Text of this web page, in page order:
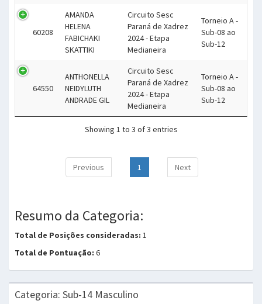
60208
AMANDA
HELENA
FABICHAKI
SKATTIKI
Circuito Sesc
Paraná de Xadrez
2024 - Etapa
Medianeira
Torneio A -
Sub-08 ao
Sub-12
64550
ANTHONELLA
NEIDYLUTH
ANDRADE GIL
Circuito Sesc
Paraná de Xadrez
2024 - Etapa
Medianeira
Torneio A -
Sub-08 ao
Sub-12
Showing 1 to 3 of 3 entries
Previous 1 Next
Resumo da Categoria:
Total de Posições consideradas: 1
Total de Pontuação: 6
Categoria: Sub-14 Masculino